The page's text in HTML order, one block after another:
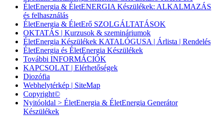
ÉletEnergia & ÉletENERGIA Készülékek: ALKALMAZÁS
és felhasználás
ÉletEnergia & ÉletErő SZOLGÁLTATÁSOK
OKTATÁS | Kurzusok & szemináriumok
ÉletEnergia Készülékek KATALÓGUSA | Árlista | Rendelés
ÉletEnergia és ÉletEnergia Készülékek
További INFORMÁCIÓK
KAPCSOLAT | Elérhetőségek
Diozófia
Webhelytérkép | SiteMap
Copyright©
Nyitóoldal > ÉletEnergia & ÉletEnergia Generátor
Készülékek